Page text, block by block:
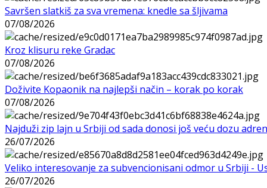
Savršen slatkiš za sva vremena: knedle sa šljivama
07/08/2026
Kroz klisuru reke Gradac
07/08/2026
Doživite Kopaonik na najlepši način – korak po korak
07/08/2026
Najduži zip lajn u Srbiji od sada donosi još veću dozu
26/07/2026
Veliko interesovanje za subvencionisani odmor u Srbiji -
26/07/2026